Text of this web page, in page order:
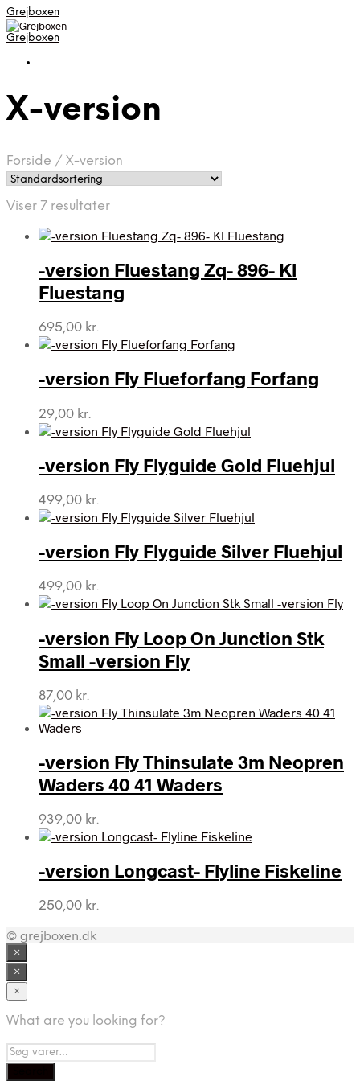
Grejboxen
Grejboxen
X-version
Forside / X-version
Viser 7 resultater
-version Fluestang Zq- 896- Kl
Fluestang
695,00 kr.
-version Fly Flueforfang Forfang
29,00 kr.
-version Fly Flyguide Gold Fluehjul
499,00 kr.
-version Fly Flyguide Silver Fluehjul
499,00 kr.
-version Fly Loop On Junction Stk
Small -version Fly
87,00 kr.
-version Fly Thinsulate 3m Neopren
Waders 40 41 Waders
939,00 kr.
-version Longcast- Flyline Fiskeline
250,00 kr.
© grejboxen.dk
×
×
×
What are you looking for?